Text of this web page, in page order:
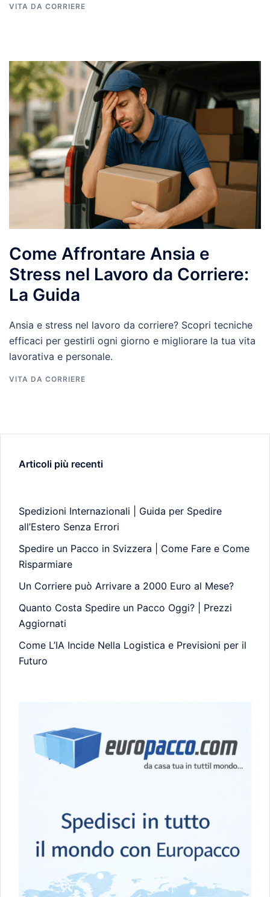
VITA DA CORRIERE
Come Affrontare Ansia e
Stress nel Lavoro da Corriere:
La Guida
Ansia e stress nel lavoro da corriere? Scopri tecniche
efficaci per gestirli ogni giorno e migliorare la tua vita
lavorativa e personale.
VITA DA CORRIERE
Articoli più recenti
Spedizioni Internazionali | Guida per Spedire
all’Estero Senza Errori
Spedire un Pacco in Svizzera | Come Fare e Come
Risparmiare
Un Corriere può Arrivare a 2000 Euro al Mese?
Quanto Costa Spedire un Pacco Oggi? | Prezzi
Aggiornati
Come L’IA Incide Nella Logistica e Previsioni per il
Futuro